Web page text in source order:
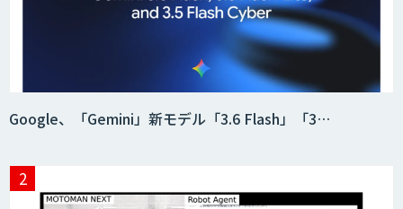
【現場に特化したAI】映像解析・画像解
析総合ソリューション
安全品質AIソリューション
エッジデバイス 組込AIモデル開発受託
Google、「Gemini」新モデル「3.6 Flash」「3…